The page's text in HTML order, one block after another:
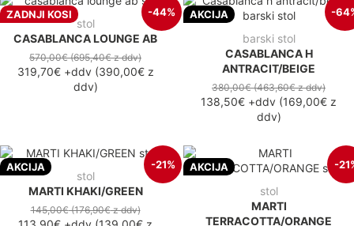
ZADNJI KOSI -44%
stol
CASABLANCA LOUNGE AB
570,00€(695,40€z ddv)
319,70€+ddv(390,00€z
ddv)
AKCIJA -
barski stol
CASABLANCA H
ANTRACIT/BEIGE
380,00€(463,60€z ddv)
138,50€ +ddv (169,00€ z
ddv)
AKCIJA -21%
stol
MARTI KHAKI/GREEN
145,00€(176,90€z ddv)
AKCIJA -
stol
MARTI
TERRACOTTA/ORANGE